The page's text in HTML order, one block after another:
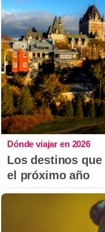
Dónde viajar en 2026
Los destinos
el próximo año